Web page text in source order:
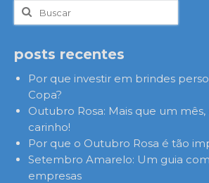
Buscar
por:
posts recentes
Por que investir em brindes
Copa?
Outubro Rosa: Mais que um
carinho!
Por que o Outubro Rosa é tão
Setembro Amarelo: Um guia
empresas